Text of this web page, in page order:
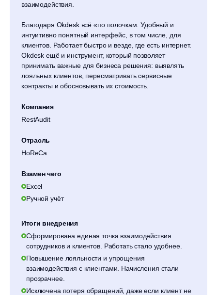
взаимодействия.
Благодаря Okdesk всё «по полочкам. Удобный и
интуитивно понятный интерфейс, в том числе, для
клиентов. Работает быстро и везде, где есть интернет.
Okdesk ещё и инструмент, который позволяет
принимать важные для бизнеса решения: выявлять
лояльных клиентов, пересматривать сервисные
контракты и обосновывать их стоимость.
Компания
RestAudit
Отрасль
HoReCa
Взамен чего
Excel
Ручной учёт
Итоги внедрения
Сформирована единая точка взаимодействия
сотрудников и клиентов. Работать стало удобнее.
Повышение лояльности и упрощения
взаимодействия с клиентами. Начисления стали
прозрачнее.
Исключена потеря обращений, даже если клиент не